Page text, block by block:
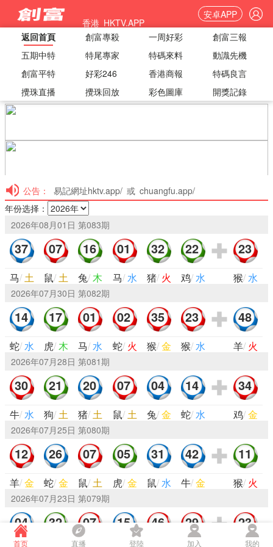
香港 HKTV.APP
安卓APP
返回首頁
創富專殺 一周好彩
創富三報
五期中特
特尾專家 特碼來料
動識先機
創富平特
好彩246 香港商報
特碼良言
攪珠直播
攪珠回放 彩色圖庫 開獎記錄
公告：
易記網址hktv.app/ 或 chuangfu.app/
年份选择：
2026年08月01日 第083期
37
马/土
07
鼠/土
16
兔/木
01
马/水
32
猪/ 火
22
鸡/水
23
猴/水
2026年07月30日 第082期
14
蛇/水
17
虎/木
01
马/水
02
蛇/ 火
35
猴/金
23
猴/水
48
羊/ 火
2026年07月28日 第081期
30
牛/水
21
狗/土
20
猪/土
07
鼠/土
04
兔/金
14
蛇/水
34
鸡/金
2026年07月25日 第080期
12
羊/金
26
蛇/金
07
鼠/土
05
虎/金
31
鼠/水
42
牛/金
11
猴/ 火
2026年07月23日 第079期
04 32 07 15 46 29 23
首页 直播 登陸 加入 我的